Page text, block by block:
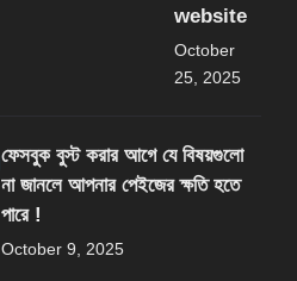
website
October
25, 2025
ফেসবুক বুস্ট করার আগে যে বিষয়গুলো
না জানলে আপনার পেইজের ক্ষতি হতে
পারে !
October 9, 2025